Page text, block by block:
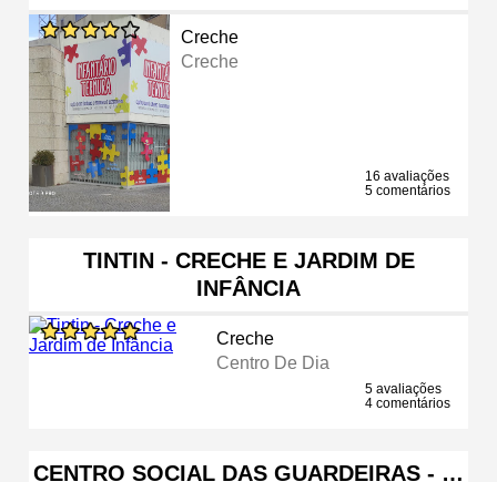
Creche
Creche
16 avaliações
5 comentários
TINTIN - CRECHE E JARDIM DE
INFÂNCIA
Creche
Centro De Dia
5 avaliações
4 comentários
CENTRO SOCIAL DAS GUARDEIRAS - …